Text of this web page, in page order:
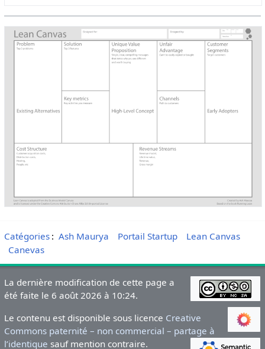
Catégories: Ash Maurya Portail Startup
Lean Canvas
Canevas
La dernière modification de cette page a
été faite le 6 août 2026 à 10:24.
Le contenu est disponible sous licence Creative
Commons paternité – non commercial – partage à
l’identique sauf mention contraire.